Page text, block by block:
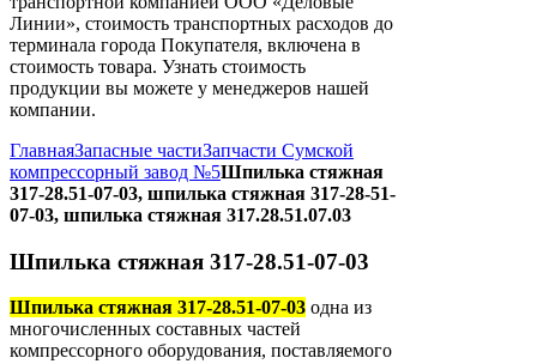
Линии», стоимость транспортных расходов до
терминала города Покупателя, включена в
стоимость товара. Узнать стоимость
продукции вы можете у менеджеров нашей
компании.
ГлавнаяЗапасные частиЗапчасти Сумской
компрессорный завод №5Шпилька стяжная
317-28.51-07-03, шпилька стяжная 317-28-51-
07-03, шпилька стяжная 317.28.51.07.03
Шпилька стяжная 317-28.51-07-03
Шпилька стяжная 317-28.51-07-03 одна из
многочисленных составных частей
компрессорного оборудования, поставляемого